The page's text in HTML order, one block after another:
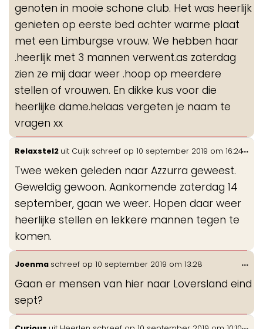
genoten in mooie schone club. Het was heerlijk
genieten op eerste bed achter warme plaat
met een Limburgse vrouw. We hebben haar
.heerlijk met 3 mannen verwent.as zaterdag
zien ze mij daar weer .hoop op meerdere
stellen of vrouwen. En dikke kus voor die
heerlijke dame.helaas vergeten je naam te
vragen xx
Relaxstel2 uit Cuijk schreef op 10 september 2019 om 16:24
Twee weken geleden naar Azzurra geweest.
Geweldig gewoon. Aankomende zaterdag 14
september, gaan we weer. Hopen daar weer
heerlijke stellen en lekkere mannen tegen te
komen.
...
Joenma schreef op 10 september 2019 om 13:28
Gaan er mensen van hier naar Loversland eind
sept?
...
...